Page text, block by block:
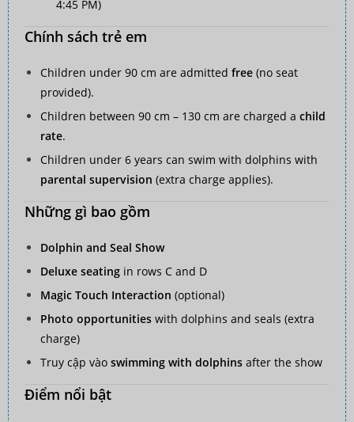
4:45 PM)
Chính sách trẻ em
Children under 90 cm are admitted free (no seat
provided).
Children between 90 cm – 130 cm are charged a child
rate.
Children under 6 years can swim with dolphins with
parental supervision (extra charge applies).
Những gì bao gồm
Dolphin and Seal Show
Deluxe seating in rows C and D
Magic Touch Interaction (optional)
Photo opportunities with dolphins and seals (extra
charge)
Truy cập vào swimming with dolphins after the show
Điểm nổi bật